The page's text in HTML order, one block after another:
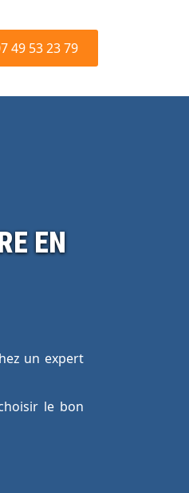
49 53 23 79
EN
un expert
le bon